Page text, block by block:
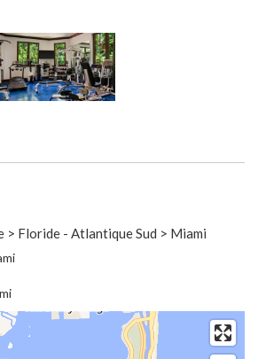
> Floride - Atlantique Sud > Miami